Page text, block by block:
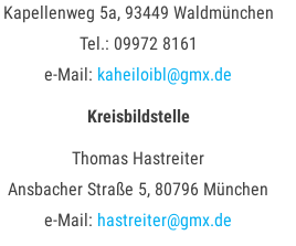
Kapellenweg 5a, 93449 Waldmünchen
Tel.: 09972 8161
e-Mail: kaheiloibl@gmx.de
Kreisbildstelle
Thomas Hastreiter
Ansbacher Straße 5, 80796 München
e-Mail: hastreiter@gmx.de